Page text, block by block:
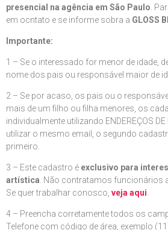
presencial na agência em São Paulo .
em ocntato e se informe sobra a GLOSS
Importante:
1 – Se o interessado for menor de idade,
nome dos pais ou responsável maior de
2 – Se por acaso, os pais ou o
mais de um filho ou filha menores, os
individualmente utilizando ENDEREÇOS DE
utilizar o mesmo email, o segundo
primeiro.
3 – Este cadastro é exclusivo para
artística . Não contratamos funcionários
Se quer trabalhar conosco, veja aqui
4 – Preencha corretamente todos os
Telefone com código de área, exemplo